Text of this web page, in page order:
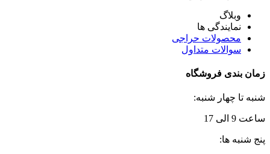
وبلاگ
نمایندگی ها
محصولات حراجی
سوالات متداول
زمان بندی فروشگاه
شنبه تا چهار شنبه:
ساعت 9 الی 17
پنج شنبه ها: